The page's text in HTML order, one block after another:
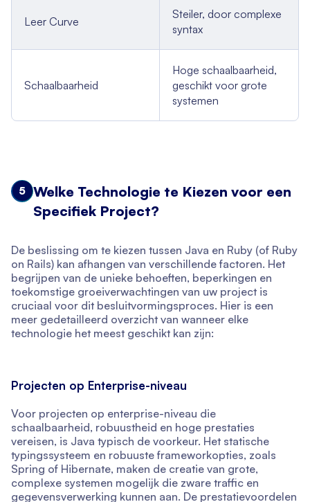
Leer Curve
Steiler, door complexe
syntax
Schaalbaarheid
Hoge schaalbaarheid,
geschikt voor grote
systemen
5 Welke Technologie te Kiezen voor een
Specifiek Project?
De beslissing om te kiezen tussen Java en Ruby (of Ruby
on Rails) kan afhangen van verschillende factoren. Het
begrijpen van de unieke behoeften, beperkingen en
toekomstige groeiverwachtingen van uw project is
cruciaal voor dit besluitvormingsproces. Hier is een
meer gedetailleerd overzicht van wanneer elke
technologie het meest geschikt kan zijn:
Projecten op Enterprise-niveau
Voor projecten op enterprise-niveau die
schaalbaarheid, robuustheid en hoge prestaties
vereisen, is Java typisch de voorkeur. Het statische
typingssysteem en robuuste frameworkopties, zoals
Spring of Hibernate, maken de creatie van grote,
complexe systemen mogelijk die zware traffic en
gegevensverwerking kunnen aan. De prestatievoordelen